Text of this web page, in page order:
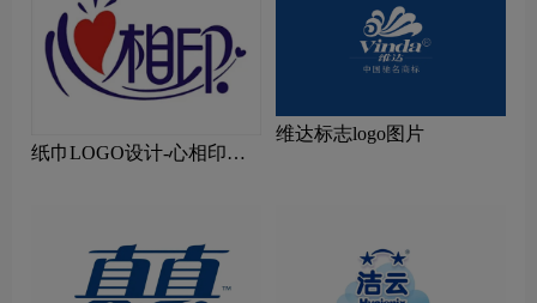
纸巾LOGO设计-心相印品
维达标志logo图片